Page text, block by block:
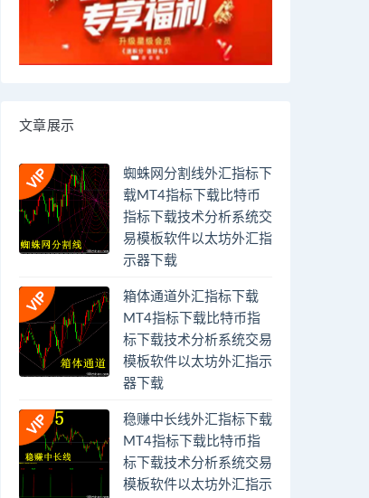
文章展示
蜘蛛网分割线外汇指标下
载MT4指标下载比特币
指标下载技术分析系统交
易模板软件以太坊外汇指
示器下载
箱体通道外汇指标下载
MT4指标下载比特币指
标下载技术分析系统交易
模板软件以太坊外汇指示
器下载
稳赚中长线外汇指标下载
MT4指标下载比特币指
标下载技术分析系统交易
模板软件以太坊外汇指示